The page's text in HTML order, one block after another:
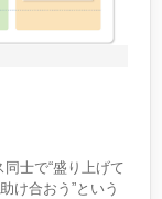
士で“盛り上げて
け合おう”という